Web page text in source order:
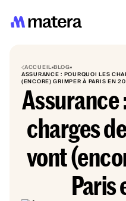
ACCUEILBLOG
ASSURANCE : POURQUOI LES
(ENCORE) GRIMPER À PARIS EN
Assurance
charges
vont
Paris